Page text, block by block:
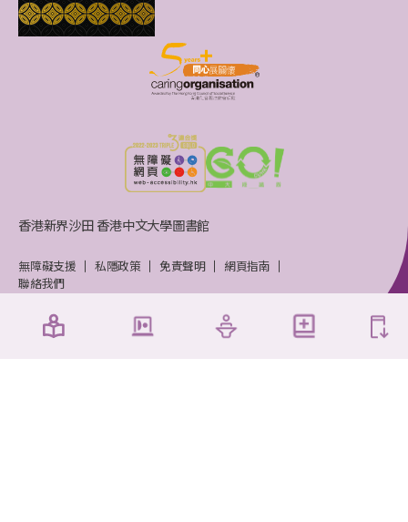
香港新界沙田 香港中文大學圖書館
無障礙支援 私隱政策 免責聲明
網頁指南
聯絡我們